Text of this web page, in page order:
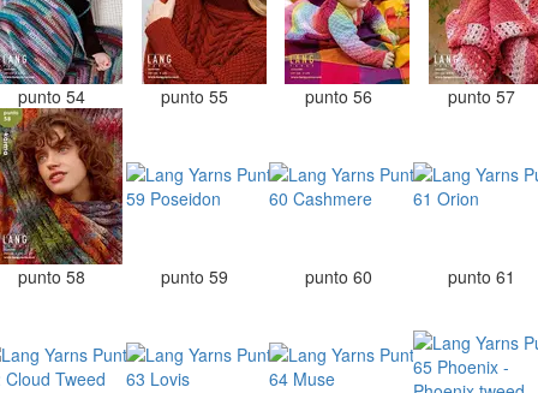
punto 54 punto 55 punto 56 punto 57
punto 58 punto 59 punto 60 punto 61